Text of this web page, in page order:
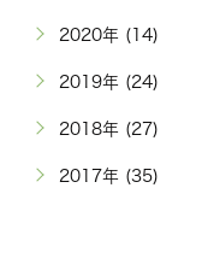
2020年 (14)
2019年 (24)
2018年 (27)
2017年 (35)